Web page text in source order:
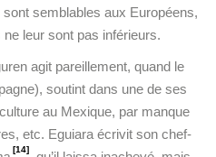
semblables aux Européens,
ne leur sont pas inférieurs.
agit pareillement, quand le
soutint dans une de ses
au Mexique, par manque
etc. Eguiara écrivit son chef-
[14]